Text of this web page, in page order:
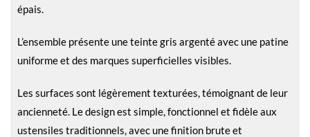
épais.
L’ensemble présente une teinte gris argenté avec une patine
uniforme et des marques superficielles visibles.
Les surfaces sont légèrement texturées, témoignant de leur
ancienneté. Le design est simple, fonctionnel et fidèle aux
ustensiles traditionnels, avec une finition brute et